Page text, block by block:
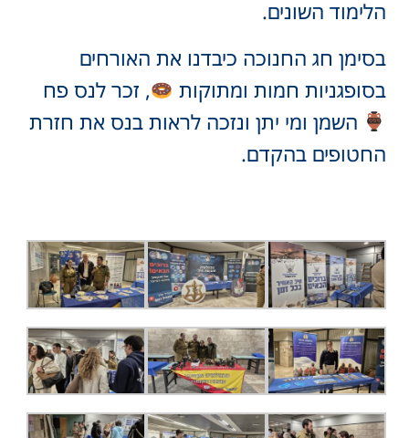
הלימוד השונים.
בסימן חג החנוכה כיבדנו את האורחים
בסופגניות חמות ומתוקות
, זכר לנס פח
השמן ומי יתן ונזכה לראות בנס את חזרת
החטופים בהקדם.